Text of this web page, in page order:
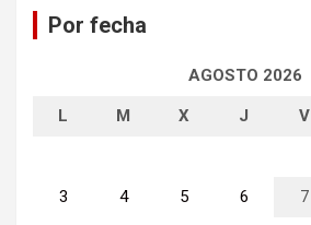
Por fecha
AGOSTO 2026
L M X J V
3 4 5 6 7